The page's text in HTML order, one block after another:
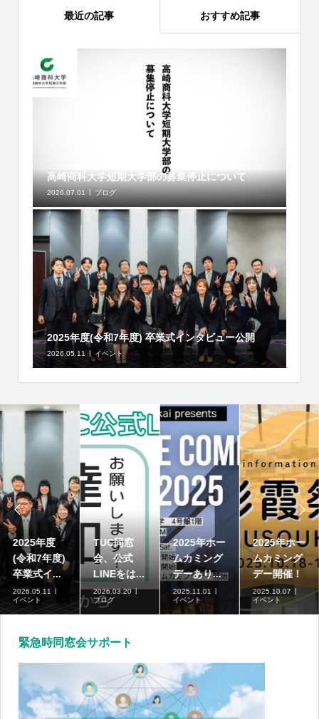
最近の記事 おすすめ記事
高崎商科大学短期大学部の募集停止について
2026.07.01 ブログ
2025年度(令和7年度) 卒業式インタビュー公開
2026.05.11 イベント

2025年度
(令和7年度)
卒業式イ...
2026.05.11
イベント
TUC同窓
会、公式
LINEをは...
2026.03.20
ブログ
2025年ホー
ムカミング
デーあり...
2025.11.01
イベント
2025年ホー
ムカミング
デー開催！
2025.10.07
イベント

緊急時同窓会サポート